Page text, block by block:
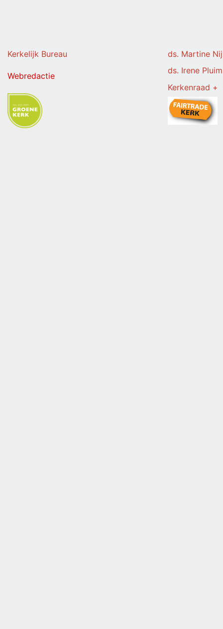
Kerkelijk Bureau ds. Martine
Webredactie
ds. Irene Pluim
Kerkenraad +